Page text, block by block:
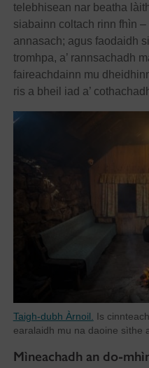
telebhisean nar beatha
siabainn coltach rinn fhìn
annasach; agus faodaidh
tromhpa, a’ rannsachadh
faireachdainn mu
ris a bheil iad a’
Taigh-dubh Àrnoil.
Is
earalaidh mu na daoine sìthe
Mìneachadh an do-